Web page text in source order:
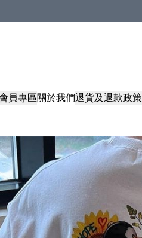
員專區關於我們退貨及退款政策